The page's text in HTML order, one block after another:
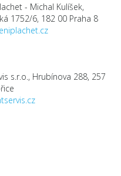
- Michal Kulíšek,
1752/6, 182 00 Praha 8
s.r.o., Hrubínova 288, 257